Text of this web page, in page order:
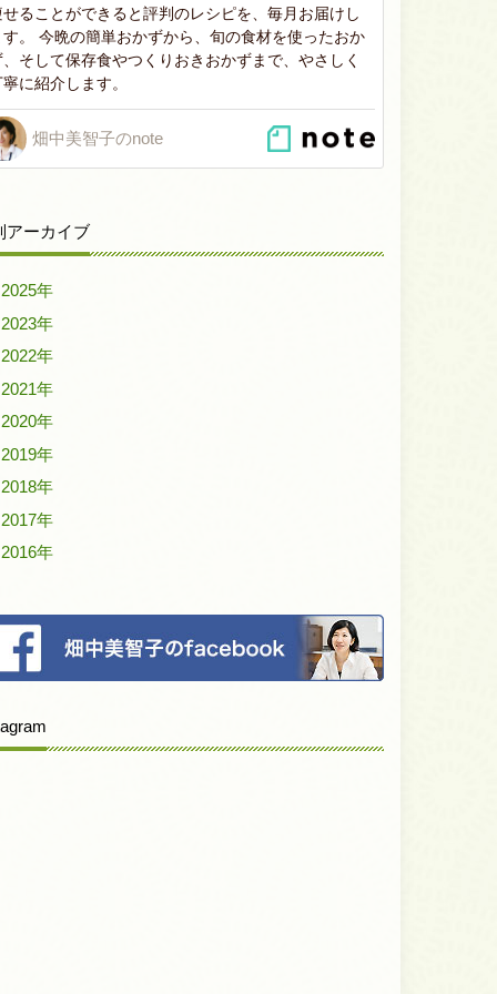
せることができると評判のレシピを、毎月お届けし
す。 今晩の簡単おかずから、旬の食材を使ったおか
、そして保存食やつくりおきおかずまで、やさしく
に紹介します。
畑中美智子のnote
アーカイブ
2025年
2023年
2022年
2021年
2020年
2019年
2018年
2017年
2016年